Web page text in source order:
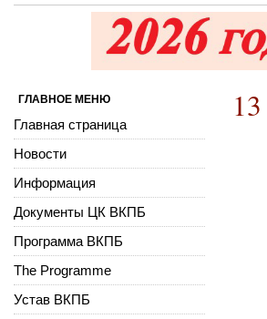
ГЛАВНОЕ МЕНЮ
Главная страница
Новости
Информация
Документы ЦК ВКПБ
Программа ВКПБ
The Programme
Устав ВКПБ